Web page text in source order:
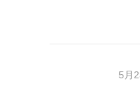
5月